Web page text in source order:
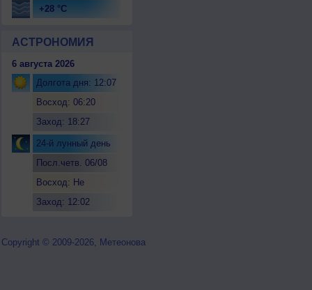
+28 °C
АСТРОНОМИЯ
6 августа 2026
Долгота дня: 12:07
Восход: 06:20
Заход: 18:27
24-й лунный день
Посл.четв. 06/08
Восход: Не
Заход: 12:02
Copyright © 2009-2026, Метеонова